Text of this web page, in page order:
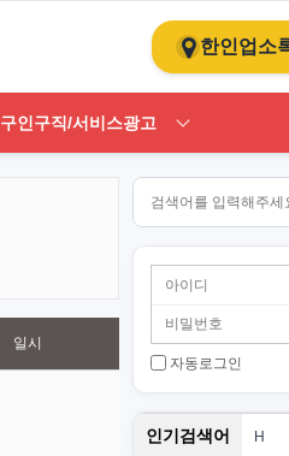
한인업소
구인구직/서비스광고
일시
자동로그인
인기검색어
PT
H